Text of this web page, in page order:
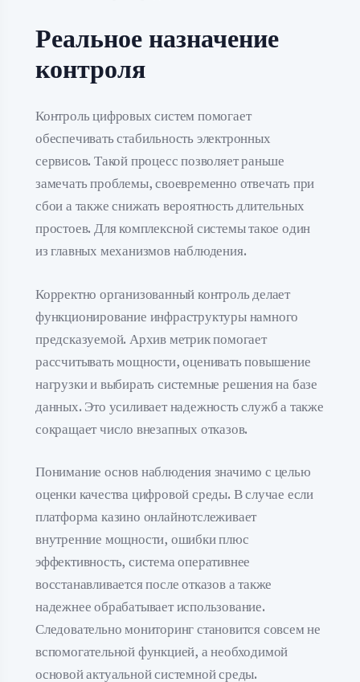
Реальное назначение
контроля
Контроль цифровых систем помогает
обеспечивать стабильность электронных
сервисов. Такой процесс позволяет раньше
замечать проблемы, своевременно отвечать при
сбои а также снижать вероятность длительных
простоев. Для комплексной системы такое один
из главных механизмов наблюдения.
Корректно организованный контроль делает
функционирование инфраструктуры намного
предсказуемой. Архив метрик помогает
рассчитывать мощности, оценивать повышение
нагрузки и выбирать системные решения на базе
данных. Это усиливает надежность служб а также
сокращает число внезапных отказов.
Понимание основ наблюдения значимо с целью
оценки качества цифровой среды. В случае если
платформа казино онлайнотслеживает
внутренние мощности, ошибки плюс
эффективность, система оперативнее
восстанавливается после отказов а также
надежнее обрабатывает использование.
Следовательно мониторинг становится совсем не
вспомогательной функцией, а необходимой
основой актуальной системной среды.